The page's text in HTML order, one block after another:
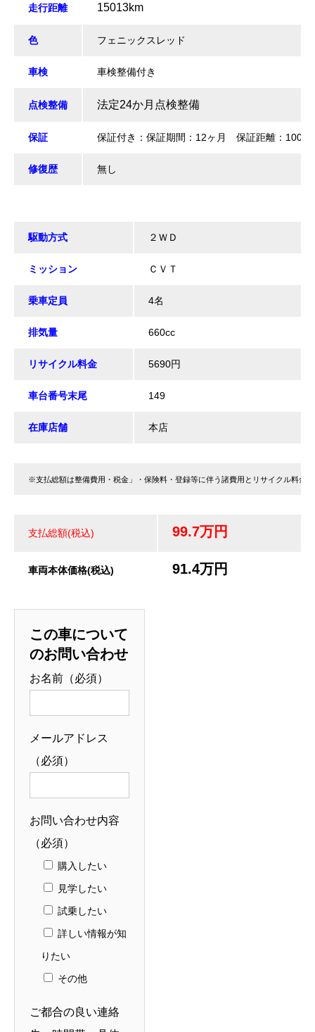
走行距離 15013km
色 フェニックスレッド
車検 車検整備付き
点検整備 法定24か月点検整備
保証 保証付き：保証期間：12ヶ月 保証距離：
修復歴 無し
駆動方式 ２ＷＤ
ミッション ＣＶＴ
乗車定員 4名
排気量 660cc
リサイクル料金 5690円
車台番号末尾 149
在庫店舗 本店
※支払総額は整備費用・税金」・保険料・登録等に伴う諸費用とリサイクル料金
支払総額(税込) 99.7万円
車両本体価格(税込) 91.4万円
この車について
のお問い合わせ
お名前（必須）
メールアドレス
（必須）
お問い合わせ内容
（必須）
購入したい
見学したい
試乗したい
詳しい情報が知
りたい
その他
ご都合の良い連絡